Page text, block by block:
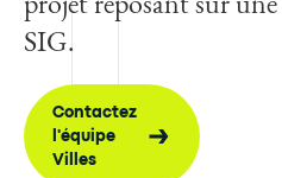
SIG.
Contactez
l'équipe
Villes